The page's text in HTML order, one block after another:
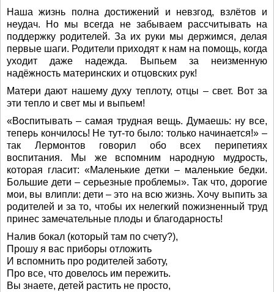
Наша жизнь полна достижений и невзгод, взлётов и
неудач. Но мы всегда не забываем рассчитывать на
поддержку родителей. За их руки мы держимся, делая
первые шаги. Родители приходят к нам на помощь, когда
уходит даже надежда. Выпьем за неизменную
надёжность материнских и отцовских рук!
Матери дают нашему духу теплоту, отцы – свет. Вот за
эти тепло и свет мы и выпьем!
«Воспитывать – самая трудная вещь. Думаешь: ну все,
теперь кончилось! Не тут-то было: только начинается!» –
так Лермонтов говорил обо всех перипетиях
воспитания. Мы же вспомним народную мудрость,
которая гласит: «Маленькие детки – маленькие бедки.
Большие дети – серьезные проблемы». Так что, дорогие
мои, вы влипли: дети – это на всю жизнь. Хочу выпить за
родителей и за то, чтобы их нелегкий пожизненный труд
принес замечательные плоды и благодарность!
Налив бокал (который там по счету?),
Прошу я вас приборы отложить
И вспомнить про родителей заботу,
Про все, что довелось им пережить.
Вы знаете, детей растить не просто,